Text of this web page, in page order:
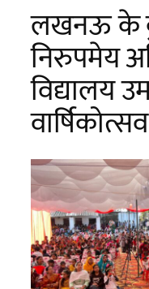
लखनऊ के
निरुपमेय
विद्यालय